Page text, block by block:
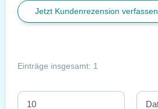
Jetzt Kundenrezension verfassen
Einträge insgesamt: 1